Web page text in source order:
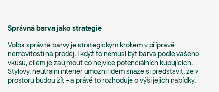
Správná barva jako strategie
Volba správné barvy je strategickým krokem v přípravě
nemovitosti na prodej. I když to nemusí být barva podle vašeho
vkusu, cílem je zaujmout co nejvíce potenciálních kupujících.
Stylový, neutrální interiér umožní lidem snáze si představit, že v
prostoru budou žít – a právě to rozhoduje o výši jejich nabídky.